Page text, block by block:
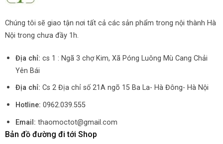
Chúng tôi sẽ giao tận nơi tất cả các sản phẩm trong nội thành Hà
Nội trong chưa đầy 1h.
Địa chỉ: cs 1 : Ngã 3 chợ Kim, Xã Póng Luông Mù Cang Chải
Yên Bái
Địa chỉ: Cs 2 Địa chỉ số 21A ngõ 15 Ba La- Hà Đông- Hà Nội
Hotline: 0962.039.555
Email: thaomoctot@gmail.com
Bản đồ đường đi tới Shop